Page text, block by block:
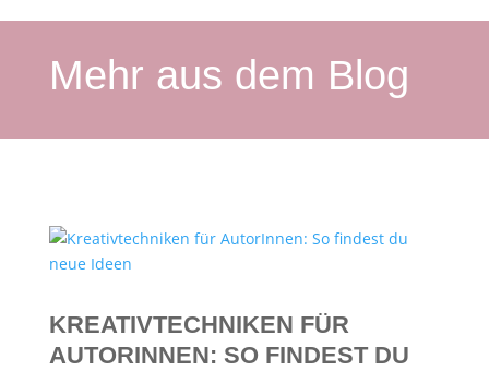
Mehr aus dem Blog
KREATIVTECHNIKEN FÜR
AUTORINNEN: SO FINDEST DU